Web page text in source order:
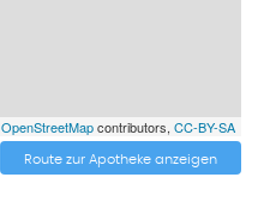
OpenStreetMapcontributors, CC-BY-SA
Route zur Apotheke anzeigen